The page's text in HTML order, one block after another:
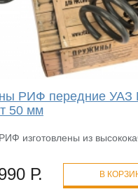
РИФ передние УАЗ
50 мм
изготовлены из
Р. В